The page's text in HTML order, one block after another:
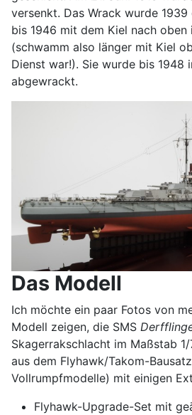
versenkt. Das Wrack wurde
bis 1946 mit dem Kiel nach oben
(schwamm also länger mit Kiel
Dienst war!). Sie wurde bis 1948
abgewrackt.
Das Modell
Ich möchte ein paar Fotos von
Modell zeigen, die SMS
Skagerrakschlacht im Maßstab
aus dem Flyhawk/Takom-
Vollrumpfmodelle) mit einigen
Flyhawk-Upgrade-Set mit